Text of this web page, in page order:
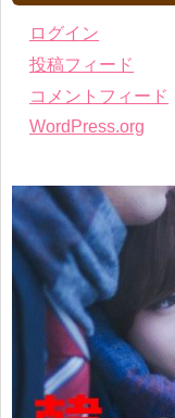
ログイン
投稿フィード
コメントフィード
WordPress.org